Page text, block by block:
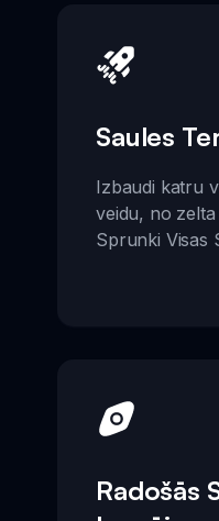
Saules
Izbaudi katru
veidu, no
Sprunki Visas
Radošās